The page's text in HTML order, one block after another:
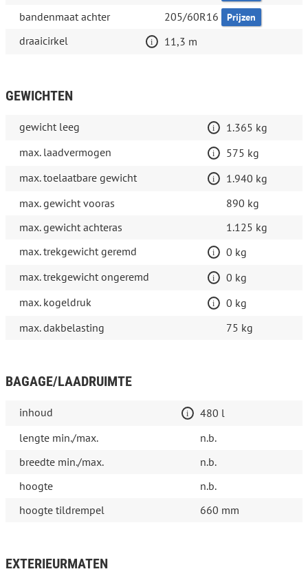
bandenmaat achter 205/60R16 Prijzen
draaicirkel 11,3 m
GEWICHTEN
gewicht leeg
1.365 kg
max. laadvermogen
575 kg
max. toelaatbare gewicht
1.940 kg
max. gewicht vooras
890 kg
max. gewicht achteras
1.125 kg
max. trekgewicht geremd
0 kg
max. trekgewicht ongeremd
0 kg
max. kogeldruk
0 kg
max. dakbelasting
75 kg
BAGAGE/LAADRUIMTE
inhoud
480 l
lengte min./max.
n.b.
breedte min./max.
n.b.
hoogte
n.b.
hoogte tildrempel
660 mm
EXTERIEURMATEN